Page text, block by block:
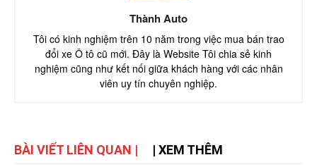
Thành Auto
Tôi có kinh nghiệm trên 10 năm trong việc mua bán trao
đổi xe Ô tô cũ mới. Đây là Website Tôi chia sẻ kinh
nghiệm cũng như kết nối giữa khách hàng với các nhân
viên uy tín chuyên nghiệp.
BÀI VIẾT LIÊN QUAN | | XEM THÊM